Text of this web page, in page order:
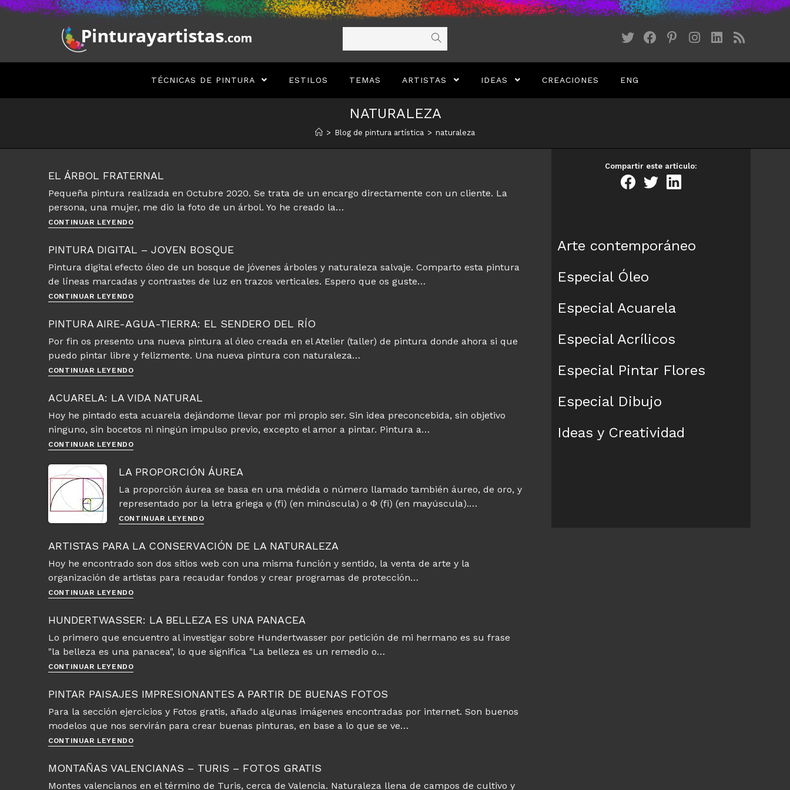
Saltar
TÉCNICAS DE PINTURA ESTILOS TEMAS ARTISTAS IDEAS CREACIONES ENG
NATURALEZA
> Blog de pintura artística > naturaleza
EL ÁRBOL FRATERNAL
Pequeña pintura realizada en Octubre 2020. Se trata de un encargo directamente con un cliente. La
persona, una mujer, me dio la foto de un árbol. Yo he creado la…
CONTINUAR LEYENDOEl
fraternal
PINTURA DIGITAL – JOVEN BOSQUE
Pintura digital efecto óleo de un bosque de jóvenes árboles y naturaleza salvaje. Comparto esta pintura
de líneas marcadas y contrastes de luz en trazos verticales. Espero que os guste…
CONTINUAR LEYENDOPintura
–
bosque
PINTURA AIRE-AGUA-TIERRA: EL SENDERO DEL RÍO
Por fin os presento una nueva pintura al óleo creada en el Atelier (taller) de pintura donde ahora si que
puedo pintar libre y felizmente. Una nueva pintura con naturaleza…
CONTINUAR LEYENDOPintura
Agua-
El
sendero
del
ACUARELA: LA VIDA NATURAL
Hoy he pintado esta acuarela dejándome llevar por mi propio ser. Sin idea preconcebida, sin objetivo
ninguno, sin bocetos ni ningún impulso previo, excepto el amor a pintar. Pintura a…
CONTINUAR LEYENDOAcuarela:
vida
LA PROPORCIÓN ÁUREA
La proporción áurea se basa en una médida o número llamado también áureo, de oro, y
representado por la letra griega φ (fi) (en minúscula) o Φ (fi) (en mayúscula).…
CONTINUAR LEYENDOLa
áurea
ARTISTAS PARA LA CONSERVACIÓN DE LA NATURALEZA
Hoy he encontrado son dos sitios web con una misma función y sentido, la venta de arte y la
organización de artistas para recaudar fondos y crear programas de protección…
CONTINUAR LEYENDOArtistas
la
de
la
naturaleza
HUNDERTWASSER: LA BELLEZA ES UNA PANACEA
Lo primero que encuentro al investigar sobre Hundertwasser por petición de mi hermano es su frase
"la belleza es una panacea", lo que significa "La belleza es un remedio o…
CONTINUAR LEYENDOHundertwasser:
belleza
una
panacea
PINTAR PAISAJES IMPRESIONANTES A PARTIR DE BUENAS FOTOS
Para la sección ejercicios y Fotos gratis, añado algunas imágenes encontradas por internet. Son buenos
modelos que nos servirán para crear buenas pinturas, en base a lo que se ve…
CONTINUAR LEYENDOPintar
impresionantes
partir
MONTAÑAS VALENCIANAS – TURIS – FOTOS GRATIS
Montes valencianos en el término de Turis, cerca de Valencia. Naturaleza llena de campos de cultivo y
Compartir este artículo:
Arte contemporáneo
Especial Óleo
Especial Acuarela
Especial Acrílicos
Especial Pintar Flores
Especial Dibujo
Ideas y Creatividad